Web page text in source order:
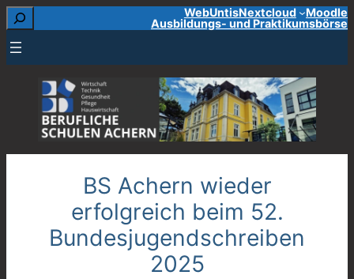
Zum
springen
Suchen WebUntisNextcloud
Moodle
Ausbildungs- und Praktikumsbörse
BS Achern wieder
erfolgreich beim 52.
Bundesjugendschreiben
2025